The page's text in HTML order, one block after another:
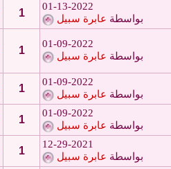
01-13-2022
بواسطة عابرة سبيل 1
01-09-2022
بواسطة عابرة سبيل 1
01-09-2022
بواسطة عابرة سبيل 1
01-09-2022
بواسطة عابرة سبيل 1
12-29-2021
بواسطة عابرة سبيل 1